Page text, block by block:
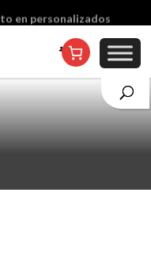
en personalizados